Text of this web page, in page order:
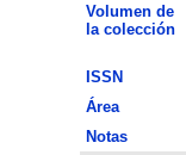
Volumen de
la colección
ISSN
Área
Notas